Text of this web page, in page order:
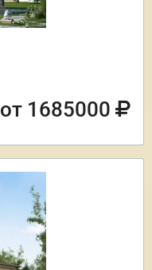
от 1685000